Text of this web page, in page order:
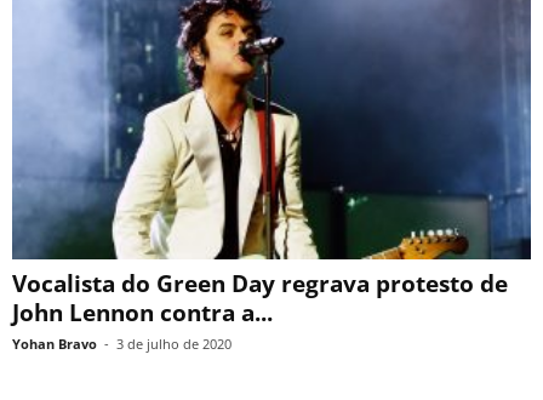
Vocalista do Green Day regrava protesto de
John Lennon contra a...
Yohan Bravo - 3 de julho de 2020